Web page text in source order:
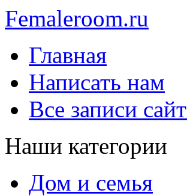
Femaleroom.ru
Главная
Написать нам
Все записи
Наши категории
Дом и семья